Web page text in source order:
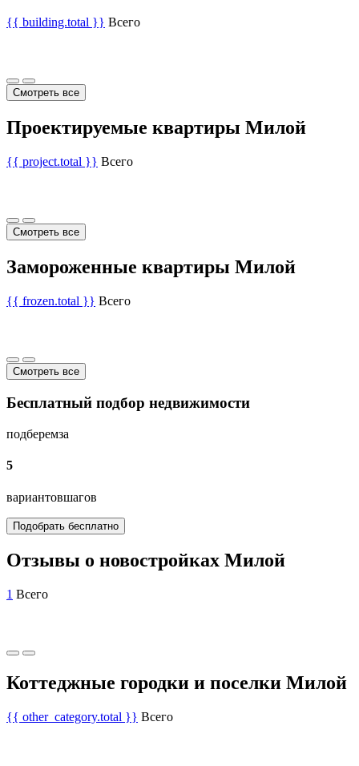
{{ building.total }} Всего
Смотреть все
Проектируемые квартиры Милой
{{ project.total }} Всего
Смотреть все
Замороженные квартиры Милой
{{ frozen.total }} Всего
Смотреть все
Бесплатный подбор недвижимости
подберемза
5
вариантовшагов
Подобрать бесплатно
Отзывы о новостройках Милой
1 Всего
Коттеджные городки и поселки Милой
{{ other_category.total }} Всего